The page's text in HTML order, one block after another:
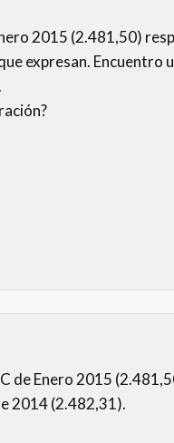
2015 (2.481,50)
expresan. Encuentro
de Enero 2015
2014 (2.482,31).